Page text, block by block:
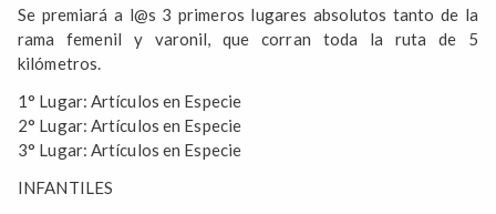
Se premiará a l@s 3 primeros lugares absolutos tanto de la
rama femenil y varonil, que corran toda la ruta de 5
kilómetros.
1° Lugar: Artículos en Especie
2° Lugar: Artículos en Especie
3° Lugar: Artículos en Especie
INFANTILES